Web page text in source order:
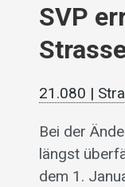
SVP
21.080 |
Bei der
längst
dem 1.